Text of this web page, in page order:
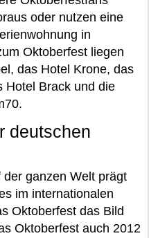
oder nutzen eine
in
Oktoberfest liegen
das Hotel Krone, das
Hotel Brack und die
deutschen
ganzen Welt prägt
im internationalen
Oktoberfest das Bild
Oktoberfest auch 2012